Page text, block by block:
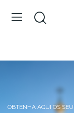
OBTENHA AQUI OS